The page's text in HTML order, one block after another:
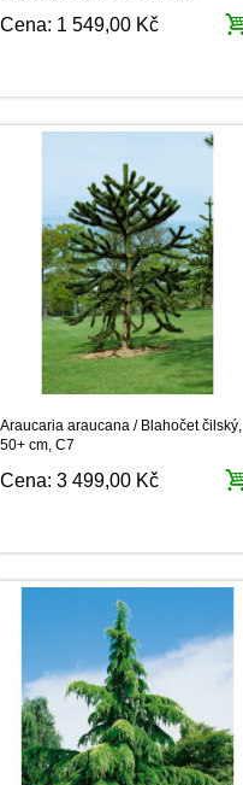
Cena: 1 549,00 Kč
Araucaria araucana / Blahočet čilský,
50+ cm, C7
Cena: 3 499,00 Kč